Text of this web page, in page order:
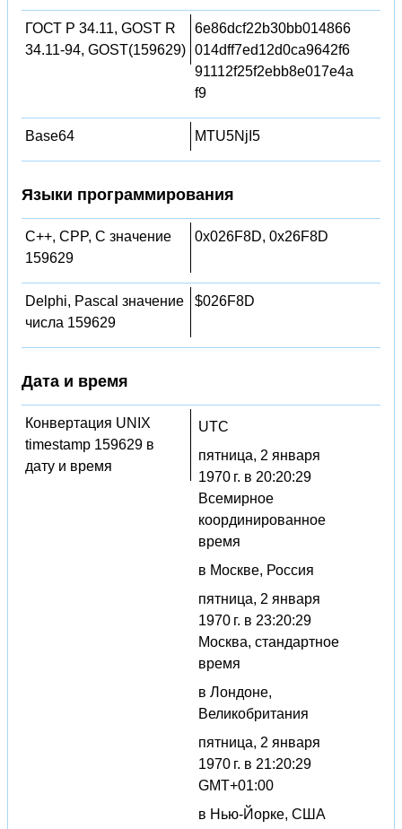
ГОСТ Р 34.11, GOST R
34.11-94, GOST(159629)
6e86dcf22b30bb014866
014dff7ed12d0ca9642f6
91112f25f2ebb8e017e4a
f9
Base64 MTU5NjI5
Языки программирования
C++, CPP, C значение
159629
0x026F8D, 0x26F8D
Delphi, Pascal значение
числа 159629
$026F8D
Дата и время
Конвертация UNIX
timestamp 159629 в
дату и время
UTC
пятница, 2 января
1970 г. в 20:20:29
Всемирное
координированное
время
в Москве, Россия
пятница, 2 января
1970 г. в 23:20:29
Москва, стандартное
время
в Лондоне,
Великобритания
пятница, 2 января
1970 г. в 21:20:29
GMT+01:00
в Нью-Йорке, США